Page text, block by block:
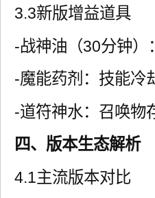
3.3新版增益道具
-战神油（30分钟）
-魔能药剂：技能冷
-道符神水：召唤物
四、版本生态解析
4.1主流版本对比